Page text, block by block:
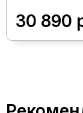
30 890